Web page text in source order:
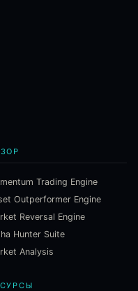
Trading Engine
Outperformer Engine
Reversal Engine
Hunter Suite
Analysis